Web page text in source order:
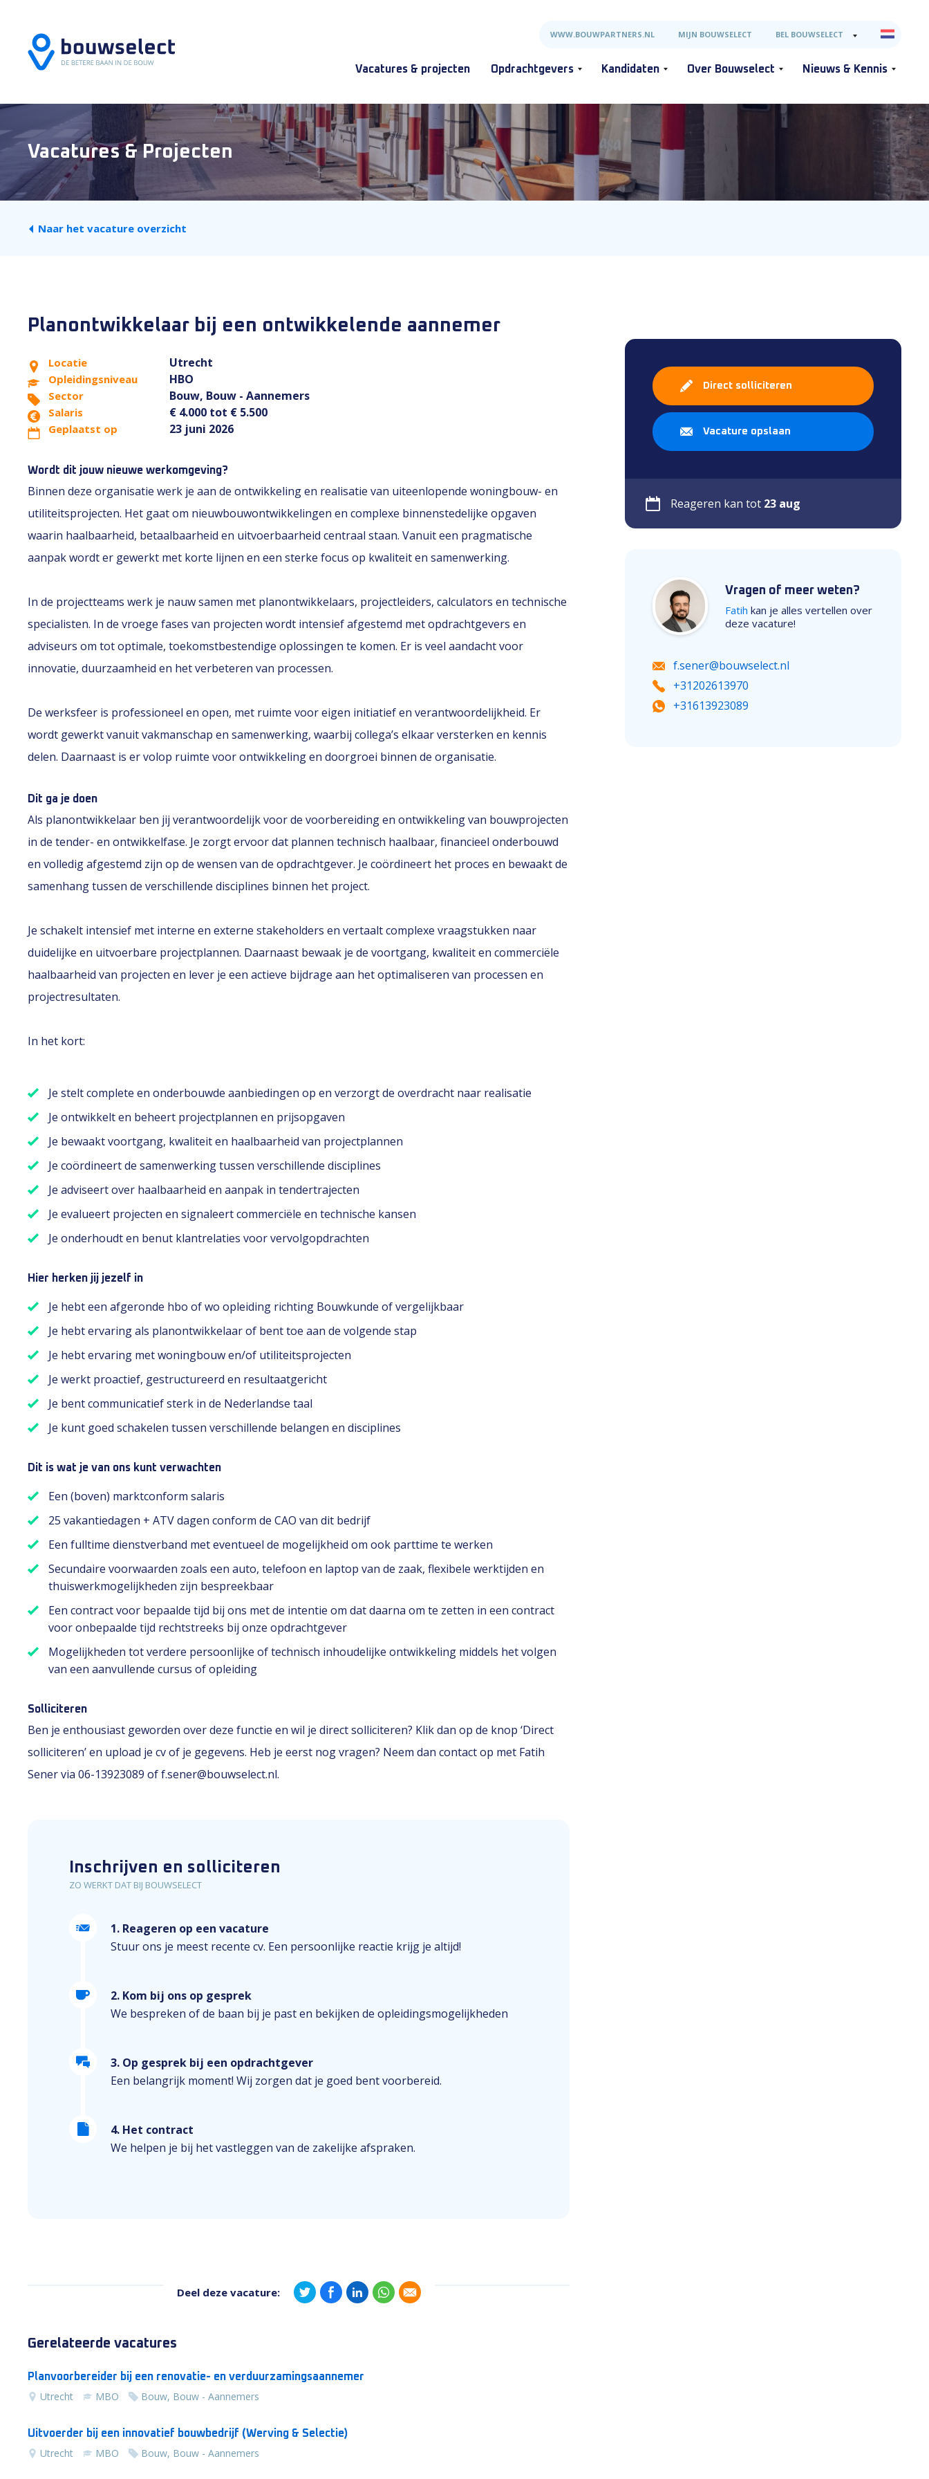
WWW.BOUWPARTNERS.NL MIJN BOUWSELECT BEL BOUWSELECT
Vacatures & projecten Opdrachtgevers Kandidaten Over Bouwselect Nieuws & Kennis
Vacatures & Projecten
Naar het vacature overzicht
Planontwikkelaar bij een ontwikkelende aannemer
Locatie Utrecht
Opleidingsniveau HBO
Sector Bouw, Bouw - Aannemers
Salaris € 4.000 tot € 5.500
Geplaatst op 23 juni 2026
Wordt dit jouw nieuwe werkomgeving?
Binnen deze organisatie werk je aan de ontwikkeling en realisatie van uiteenlopende woningbouw- en
utiliteitsprojecten. Het gaat om nieuwbouwontwikkelingen en complexe binnenstedelijke opgaven
waarin haalbaarheid, betaalbaarheid en uitvoerbaarheid centraal staan. Vanuit een pragmatische
aanpak wordt er gewerkt met korte lijnen en een sterke focus op kwaliteit en samenwerking.
In de projectteams werk je nauw samen met planontwikkelaars, projectleiders, calculators en technische
specialisten. In de vroege fases van projecten wordt intensief afgestemd met opdrachtgevers en
adviseurs om tot optimale, toekomstbestendige oplossingen te komen. Er is veel aandacht voor
innovatie, duurzaamheid en het verbeteren van processen.
De werksfeer is professioneel en open, met ruimte voor eigen initiatief en verantwoordelijkheid. Er
wordt gewerkt vanuit vakmanschap en samenwerking, waarbij collega’s elkaar versterken en kennis
delen. Daarnaast is er volop ruimte voor ontwikkeling en doorgroei binnen de organisatie.
Dit ga je doen
Als planontwikkelaar ben jij verantwoordelijk voor de voorbereiding en ontwikkeling van bouwprojecten
in de tender- en ontwikkelfase. Je zorgt ervoor dat plannen technisch haalbaar, financieel onderbouwd
en volledig afgestemd zijn op de wensen van de opdrachtgever. Je coördineert het proces en bewaakt de
samenhang tussen de verschillende disciplines binnen het project.
Je schakelt intensief met interne en externe stakeholders en vertaalt complexe vraagstukken naar
duidelijke en uitvoerbare projectplannen. Daarnaast bewaak je de voortgang, kwaliteit en commerciële
haalbaarheid van projecten en lever je een actieve bijdrage aan het optimaliseren van processen en
projectresultaten.
In het kort:
Je stelt complete en onderbouwde aanbiedingen op en verzorgt de overdracht naar realisatie
Je ontwikkelt en beheert projectplannen en prijsopgaven
Je bewaakt voortgang, kwaliteit en haalbaarheid van projectplannen
Je coördineert de samenwerking tussen verschillende disciplines
Je adviseert over haalbaarheid en aanpak in tendertrajecten
Je evalueert projecten en signaleert commerciële en technische kansen
Je onderhoudt en benut klantrelaties voor vervolgopdrachten
Hier herken jij jezelf in
Je hebt een afgeronde hbo of wo opleiding richting Bouwkunde of vergelijkbaar
Je hebt ervaring als planontwikkelaar of bent toe aan de volgende stap
Je hebt ervaring met woningbouw en/of utiliteitsprojecten
Je werkt proactief, gestructureerd en resultaatgericht
Je bent communicatief sterk in de Nederlandse taal
Je kunt goed schakelen tussen verschillende belangen en disciplines
Dit is wat je van ons kunt verwachten
Een (boven) marktconform salaris
25 vakantiedagen + ATV dagen conform de CAO van dit bedrijf
Een fulltime dienstverband met eventueel de mogelijkheid om ook parttime te werken
Secundaire voorwaarden zoals een auto, telefoon en laptop van de zaak, flexibele werktijden en
thuiswerkmogelijkheden zijn bespreekbaar
Een contract voor bepaalde tijd bij ons met de intentie om dat daarna om te zetten in een contract
voor onbepaalde tijd rechtstreeks bij onze opdrachtgever
Mogelijkheden tot verdere persoonlijke of technisch inhoudelijke ontwikkeling middels het volgen
van een aanvullende cursus of opleiding
Solliciteren
Ben je enthousiast geworden over deze functie en wil je direct solliciteren? Klik dan op de knop ‘Direct
solliciteren’ en upload je cv of je gegevens. Heb je eerst nog vragen? Neem dan contact op met Fatih
Sener via 06-13923089 of f.sener@bouwselect.nl.
Inschrijven en solliciteren
ZO WERKT DAT BIJ BOUWSELECT
1. Reageren op een vacature
Stuur ons je meest recente cv. Een persoonlijke reactie krijg je altijd!
2. Kom bij ons op gesprek
We bespreken of de baan bij je past en bekijken de opleidingsmogelijkheden
3. Op gesprek bij een opdrachtgever
Een belangrijk moment! Wij zorgen dat je goed bent voorbereid.
4. Het contract
We helpen je bij het vastleggen van de zakelijke afspraken.
Deel deze vacature:
Gerelateerde vacatures
Planvoorbereider bij een renovatie- en verduurzamingsaannemer
Utrecht MBO Bouw, Bouw - Aannemers
Uitvoerder bij een innovatief bouwbedrijf (Werving & Selectie)
Utrecht MBO Bouw, Bouw - Aannemers
Direct solliciteren
Vacature opslaan
Reageren kan tot 23 aug
Vragen of meer weten?
Fatih kan je alles vertellen over
deze vacature!
f.sener@bouwselect.nl
+31202613970
+31613923089